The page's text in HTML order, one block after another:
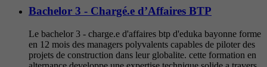
Bachelor 3 - Chargé.e d’Affaires BTP
Le bachelor 3 - charge.e d'affaires btp d'eduka bayonne forme
en 12 mois des managers polyvalents capables de piloter des
projets de construction dans leur globalite. cette formation en